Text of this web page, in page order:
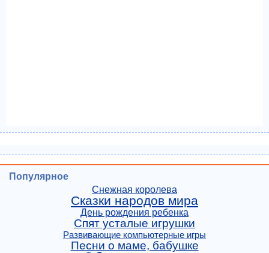
Популярное
Снежная королева
Сказки народов мира
День рождения ребенка
Спят усталые игрушки
Развивающие компьютерные игры
Песни о маме, бабушке